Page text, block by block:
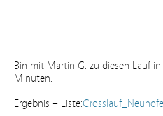
Bin mit Martin G. zu diesen Lauf
Minuten.
Ergebnis – Liste: